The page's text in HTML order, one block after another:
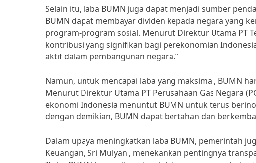
Selain itu, laba BUMN juga dapat menjadi sumber
BUMN dapat membayar dividen kepada negara yang
program-program sosial. Menurut Direktur Utama PT
kontribusi yang signifikan bagi perekonomian
aktif dalam pembangunan negara.”
Namun, untuk mencapai laba yang maksimal, BUMN
Menurut Direktur Utama PT Perusahaan Gas Negara
ekonomi Indonesia menuntut BUMN untuk terus
dengan demikian, BUMN dapat bertahan dan
Dalam upaya meningkatkan laba BUMN, pemerintah
Keuangan, Sri Mulyani, menekankan pentingnya